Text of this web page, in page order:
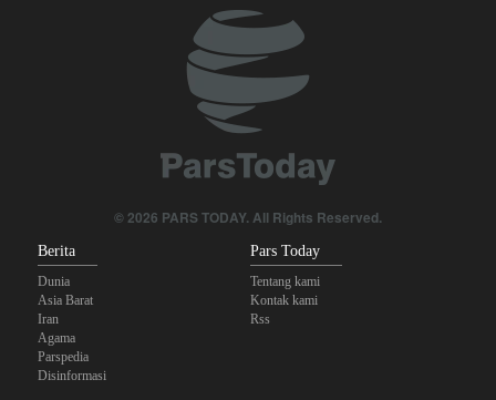
The Economist: Kesepakatan dengan Iran Opsi Realistis Akhiri
Yahya Saree: Kami Hancurkan Posisi Pasukan Bayaran Saudi
dengan Rudal Balistik dan Drone
Brigjen Akrami Nia: Artesh dalam Kondisi Siaga Penuh
Anggota Kongres AS Khawatirkan Dampak Menipisnya Rudal
Amerika Hadapi Iran
© 2026 PARS TODAY. All Rights Reserved.
Berita
Dunia
Asia Barat
Iran
Agama
Parspedia
Disinformasi
Pars Today
Tentang kami
Kontak kami
Rss